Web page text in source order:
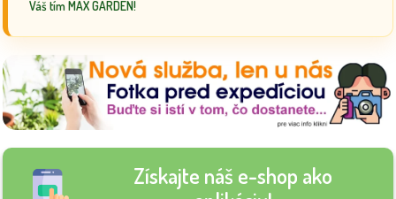
Váš tím MAX GARDEN!
Získajte náš e-shop ako